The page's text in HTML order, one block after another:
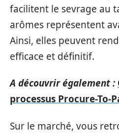
facilitent le sevrage au
arômes représentent
Ainsi, elles peuvent
efficace et définitif.
A découvrir également :
processus Procure-To-
Sur le marché, vous